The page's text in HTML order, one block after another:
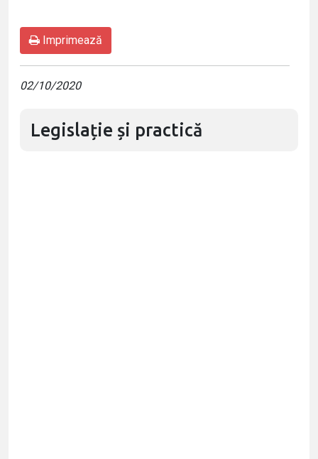
Imprimează
02/10/2020
Legislație și practică